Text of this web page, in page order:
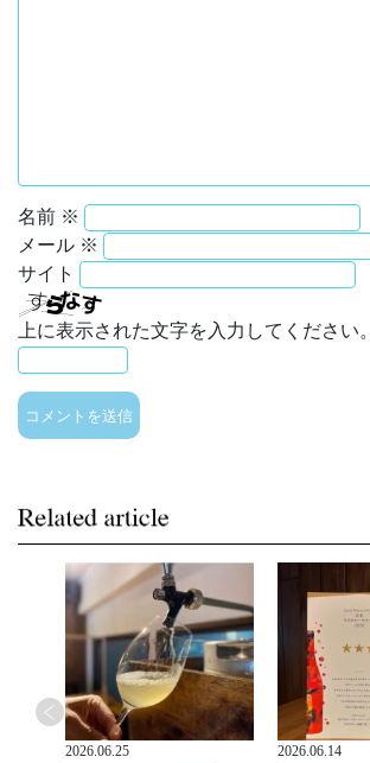
名前 ※
メール ※
サイト
上に表示された文字を入力してください。
2026.06.25
2026.06.14